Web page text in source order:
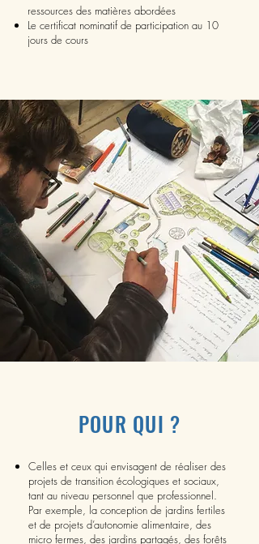
ressources des matières abordées
Le certificat nominatif de participation au 10
jours de cours
POUR QUI ?
Celles et ceux qui envisagent de réaliser des
projets de transition écologiques et sociaux,
tant au niveau personnel que professionnel.
Par exemple, la conception de jardins fertiles
et de projets d’autonomie alimentaire, des
micro fermes, des jardins partagés, des forêts